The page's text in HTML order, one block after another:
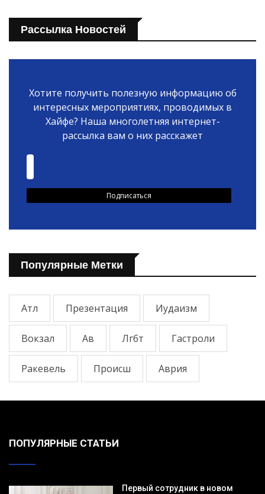
Рассылка Новостей
Хотите получить полезную информацию об
интересных мероприятиях, проводимых в
Хайфе? Наша многолетняя интернет-
рассылка вам о них расскажет
Популярные Метки
Атл Презентация Иудаизм
Вокзал Ав Лгбт Гастроли
Ракевель Происш Аврия
ПОПУЛЯРНЫЕ СТАТЬИ
Первый сотрудник в новом